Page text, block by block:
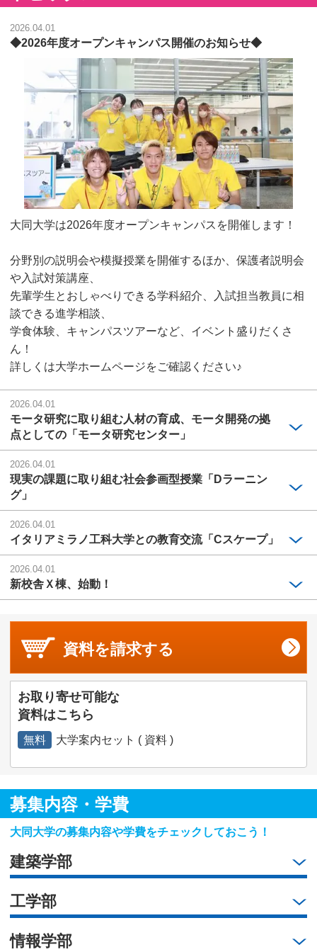
2026.04.01
◆2026年度オープンキャンパス開催のお知らせ◆
大同大学は2026年度オープンキャンパスを開催します！
分野別の説明会や模擬授業を開催するほか、保護者説明会
や入試対策講座、
先輩学生とおしゃべりできる学科紹介、入試担当教員に相
談できる進学相談、
学食体験、キャンパスツアーなど、イベント盛りだくさ
ん！
詳しくは大学ホームページをご確認ください♪
2026.04.01
モータ研究に取り組む人材の育成、モータ開発の拠
点としての「モータ研究センター」
2026.04.01
現実の課題に取り組む社会参画型授業「Dラーニン
グ」
2026.04.01
イタリアミラノ工科大学との教育交流「Cスケープ」
2026.04.01
新校舎Ｘ棟、始動！
資料を請求する
お取り寄せ可能な
資料はこちら
無料 大学案内セット ( 資料 )
募集内容・学費
大同大学の募集内容や学費をチェックしておこう！
建築学部
工学部
情報学部